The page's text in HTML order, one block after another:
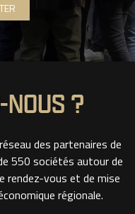
?
des partenaires de
550 sociétés autour de
rendez-vous et de mise
régionale.